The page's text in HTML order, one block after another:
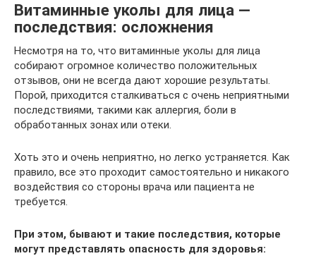
Витаминные уколы для лица —
последствия: осложнения
Несмотря на то, что витаминные уколы для лица
собирают огромное количество положительных
отзывов, они не всегда дают хорошие результаты.
Порой, приходится сталкиваться с очень неприятными
последствиями, такими как аллергия, боли в
обработанных зонах или отеки.
Хоть это и очень неприятно, но легко устраняется. Как
правило, все это проходит самостоятельно и никакого
воздействия со стороны врача или пациента не
требуется.
При этом, бывают и такие последствия, которые
могут представлять опасность для здоровья: